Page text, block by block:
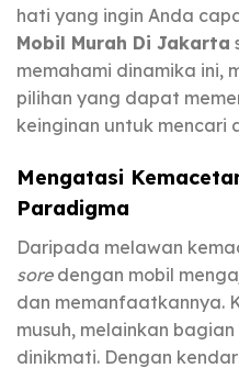
hati yang ingin Anda
Mobil Murah Di Jakarta
memahami dinamika ini,
pilihan yang dapat
keinginan untuk mencari
Mengatasi
Paradigma
Daripada melawan
soredengan mobil
dan memanfaatkannya.
musuh, melainkan
dinikmati. Dengan